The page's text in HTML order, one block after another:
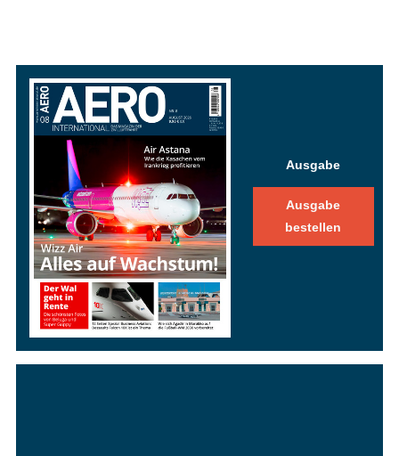
Ausgabe
Ausgabe
bestellen